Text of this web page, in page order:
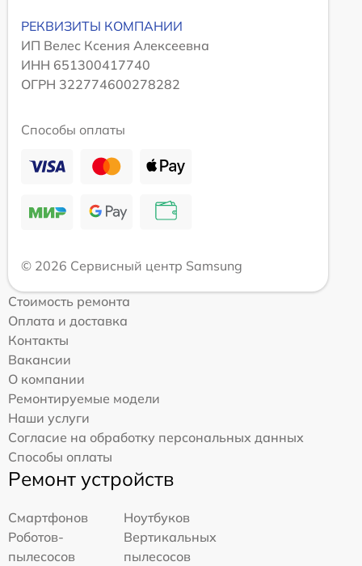
РЕКВИЗИТЫ КОМПАНИИ
ИП Велес Ксения Алексеевна
ИНН 651300417740
ОГРН 322774600278282
Способы оплаты
© 2026 Сервисный центр Samsung
Стоимость ремонта
Оплата и доставка
Контакты
Вакансии
О компании
Ремонтируемые модели
Наши услуги
Согласие на обработку персональных данных
Способы оплаты
Ремонт устройств
Смартфонов
Ноутбуков
Роботов-
пылесосов
Вертикальных
пылесосов